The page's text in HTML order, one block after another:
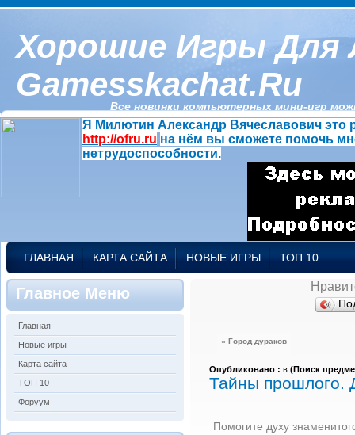
Хорошие Игры Для
Gamesskachat.ru
Все новинки компьютерных мини-игр
Я Милютин Александр Вячеславович это
http://ofru.ru на нём вы сможете помочь
нетрудоспособности.
ГЛАВНАЯ КАРТА САЙТА НОВЫЕ ИГРЫ ТОП 10
Главное Меню
Главная
Новые игры
Карта сайта
ТОП 10
Форуум
« Город дураков
Опубликовано : в (Поиск
Тайны прошлого.
Помогите духу